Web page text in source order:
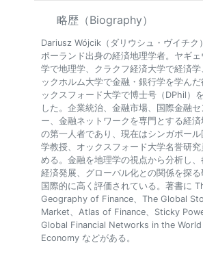
略歴（Biography）
Dariusz Wójcik（ダリウシュ・ヴイチク
ポーランド出身の経済地理学者。ヤギ
学で地理学、クラクフ経済大学で経済学
ックホルム大学で金融・銀行学を学んだ
ックスフォード大学で博士号（DPhil）
した。企業統治、金融市場、国際金融セ
ー、金融ネットワークを専門とする経
の第一人者であり、現在はシンガポール
学教授、オックスフォード大学名誉研究
める。金融を地理学の視点から分析し、
経済発展、グローバル化との関係を探る
国際的に高く評価されている。著書に
Geography of Finance、The Global
Market、Atlas of Finance、Sticky
Global Financial Networks in the World
Economy などがある。